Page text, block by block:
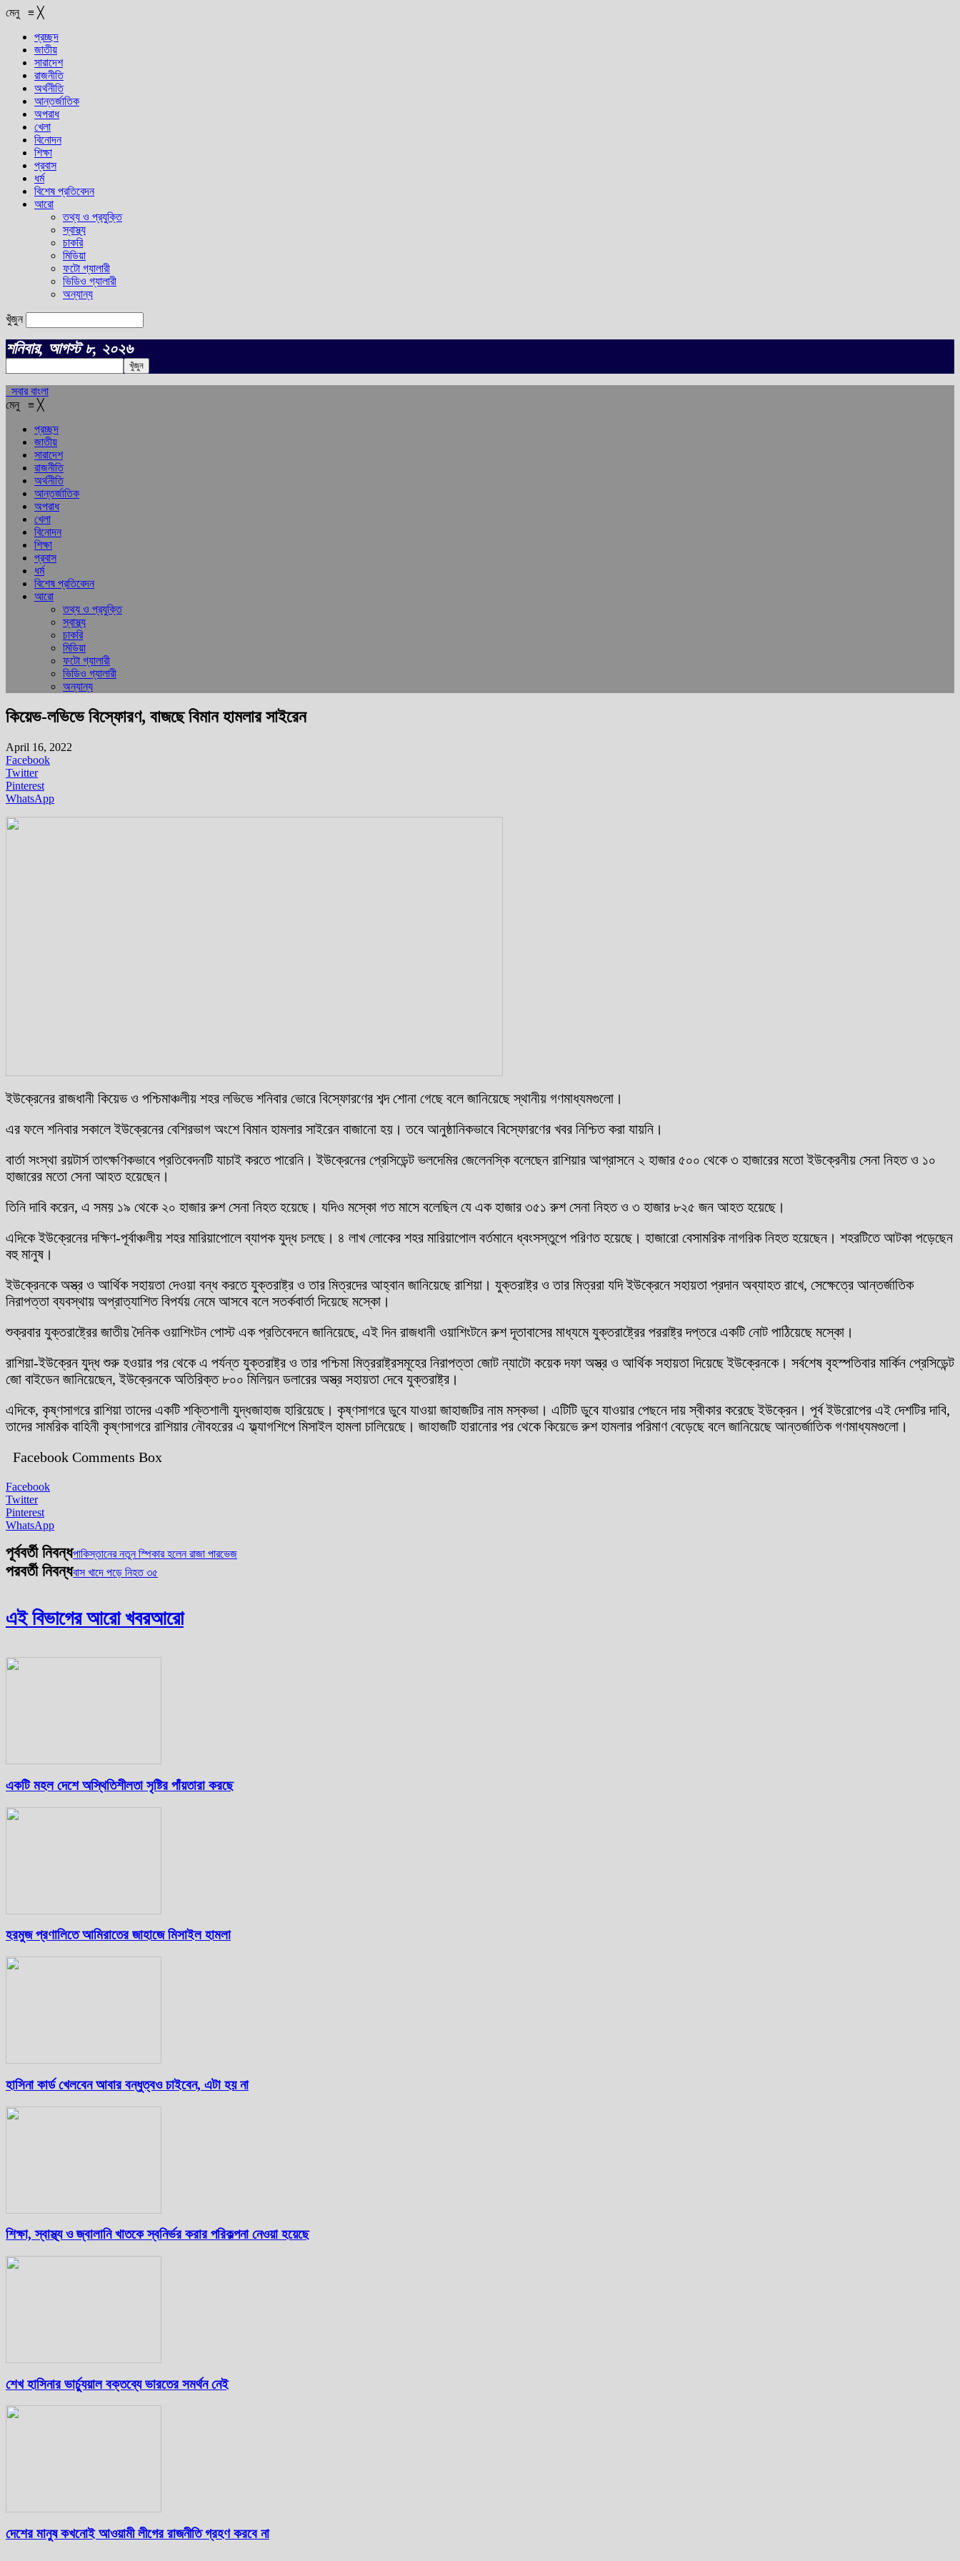
মেনু ≡ ╳
প্রচ্ছদ
জাতীয়
সারাদেশ
রাজনীতি
অর্থনীতি
আন্তর্জাতিক
অপরাধ
খেলা
বিনোদন
শিক্ষা
প্রবাস
ধর্ম
বিশেষ প্রতিবেদন
আরো
তথ্য ও প্রযুক্তি
স্বাস্থ্য
চাকরি
মিডিয়া
ফটো গ্যালারী
ভিডিও গ্যালারী
অন্যান্য
খুঁজুন
শনিবার, আগস্ট ৮, ২০২৬
সবার বাংলা
মেনু ≡ ╳
প্রচ্ছদ
জাতীয়
সারাদেশ
রাজনীতি
অর্থনীতি
আন্তর্জাতিক
অপরাধ
খেলা
বিনোদন
শিক্ষা
প্রবাস
ধর্ম
বিশেষ প্রতিবেদন
আরো
তথ্য ও প্রযুক্তি
স্বাস্থ্য
চাকরি
মিডিয়া
ফটো গ্যালারী
ভিডিও গ্যালারী
অন্যান্য
কিয়েভ-লভিভে বিস্ফোরণ, বাজছে বিমান হামলার সাইরেন
April 16, 2022
Facebook
Twitter
Pinterest
WhatsApp
ইউক্রেনের রাজধানী কিয়েভ ও পশ্চিমাঞ্চলীয় শহর লভিভে শনিবার ভোরে বিস্ফোরণের শব্দ শোনা গেছে বলে জানিয়েছে স্থানীয় গণমাধ্যমগুলো।
এর ফলে শনিবার সকালে ইউক্রেনের বেশিরভাগ অংশে বিমান হামলার সাইরেন বাজানো হয়। তবে আনুষ্ঠানিকভাবে বিস্ফোরণের খবর নিশ্চিত করা যায়নি।
বার্তা সংস্থা রয়টার্স তাৎক্ষণিকভাবে প্রতিবেদনটি যাচাই করতে পারেনি। ইউক্রেনের প্রেসিডেন্ট ভলদেমির জেলেনস্কি বলেছেন রাশিয়ার আগ্রাসনে ২ হাজার ৫০০ থেকে ৩ হাজারের মতো ইউক্রেনীয় সেনা নিহত ও ১০
হাজারের মতো সেনা আহত হয়েছেন।
তিনি দাবি করেন, এ সময় ১৯ থেকে ২০ হাজার রুশ সেনা নিহত হয়েছে। যদিও মস্কো গত মাসে বলেছিল যে এক হাজার ৩৫১ রুশ সেনা নিহত ও ৩ হাজার ৮২৫ জন আহত হয়েছে।
এদিকে ইউক্রেনের দক্ষিণ-পূর্বাঞ্চলীয় শহর মারিয়াপোলে ব্যাপক যুদ্ধ চলছে। ৪ লাখ লোকের শহর মারিয়াপোল বর্তমানে ধ্বংসস্তুপে পরিণত হয়েছে। হাজারো বেসামরিক নাগরিক নিহত হয়েছেন। শহরটিতে আটকা পড়েছেন
বহু মানুষ।
ইউক্রেনকে অস্ত্র ও আর্থিক সহায়তা দেওয়া বন্ধ করতে যুক্তরাষ্ট্র ও তার মিত্রদের আহ্বান জানিয়েছে রাশিয়া। যুক্তরাষ্ট্র ও তার মিত্ররা যদি ইউক্রেনে সহায়তা প্রদান অব্যাহত রাখে, সেক্ষেত্রে আন্তর্জাতিক
নিরাপত্তা ব্যবস্থায় অপ্রাত্যাশিত বিপর্যয় নেমে আসবে বলে সতর্কবার্তা দিয়েছে মস্কো।
শুক্রবার যুক্তরাষ্ট্রের জাতীয় দৈনিক ওয়াশিংটন পোস্ট এক প্রতিবেদনে জানিয়েছে, এই দিন রাজধানী ওয়াশিংটনে রুশ দূতাবাসের মাধ্যমে যুক্তরাষ্ট্রের পররাষ্ট্র দপ্তরে একটি নোট পাঠিয়েছে মস্কো।
রাশিয়া-ইউক্রেন যুদ্ধ শুরু হওয়ার পর থেকে এ পর্যন্ত যুক্তরাষ্ট্র ও তার পশ্চিমা মিত্ররাষ্ট্রসমূহের নিরাপত্তা জোট ন্যাটো কয়েক দফা অস্ত্র ও আর্থিক সহায়তা দিয়েছে ইউক্রেনকে। সর্বশেষ বৃহস্পতিবার মার্কিন প্রেসিডেন্ট
জো বাইডেন জানিয়েছেন, ইউক্রেনকে অতিরিক্ত ৮০০ মিলিয়ন ডলারের অস্ত্র সহায়তা দেবে যুক্তরাষ্ট্র।
এদিকে, কৃষ্ণসাগরে রাশিয়া তাদের একটি শক্তিশালী যুদ্ধজাহাজ হারিয়েছে। কৃষ্ণসাগরে ডুবে যাওয়া জাহাজটির নাম মস্কভা। এটিটি ডুবে যাওয়ার পেছনে দায় স্বীকার করেছে ইউক্রেন। পূর্ব ইউরোপের এই দেশটির দাবি,
তাদের সামরিক বাহিনী কৃষ্ণসাগরে রাশিয়ার নৌবহরের এ ফ্ল্যাগশিপে মিসাইল হামলা চালিয়েছে। জাহাজটি হারানোর পর থেকে কিয়েভে রুশ হামলার পরিমাণ বেড়েছে বলে জানিয়েছে আন্তর্জাতিক গণমাধ্যমগুলো।
Facebook Comments Box
Facebook
Twitter
Pinterest
WhatsApp
পূর্ববর্তী নিবন্ধপাকিস্তানের নতুন স্পিকার হলেন রাজা পারভেজ
পরবর্তী নিবন্ধবাস খাদে পড়ে নিহত ৩৫
এই বিভাগের আরো খবরআরো
একটি মহল দেশে অস্থিতিশীলতা সৃষ্টির পাঁয়তারা করছে
হরমুজ প্রণালিতে আমিরাতের জাহাজে মিসাইল হামলা
হাসিনা কার্ড খেলবেন আবার বন্ধুত্বও চাইবেন, এটা হয় না
শিক্ষা, স্বাস্থ্য ও জ্বালানি খাতকে স্বনির্ভর করার পরিকল্পনা নেওয়া হয়েছে
শেখ হাসিনার ভার্চ্যুয়াল বক্তব্যে ভারতের সমর্থন নেই
দেশের মানুষ কখনোই আওয়ামী লীগের রাজনীতি গ্রহণ করবে না